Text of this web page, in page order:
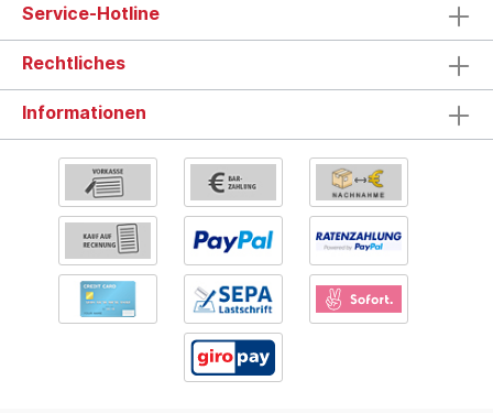
Service-Hotline
Rechtliches
Informationen